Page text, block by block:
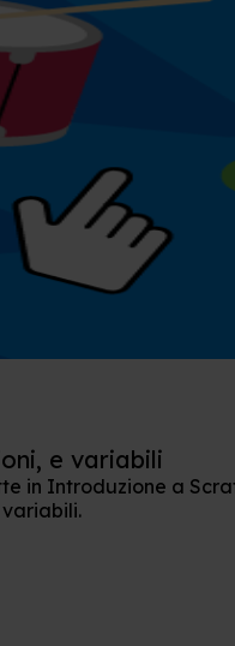
e variabili
in Introduzione a
variabili.